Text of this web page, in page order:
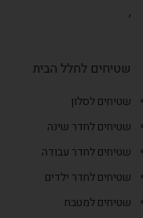
,
שטיחים לחלל הבית
שטיחים לסלון
שטיחים לחדר שינה
שטיחים לחדר עבודה
שטיחים לחדר ילדים
שטיחים למטבח